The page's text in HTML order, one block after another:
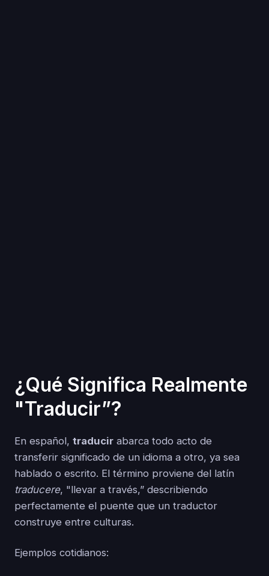
¿Qué Significa Realmente
"Traducir”?
En español, traducir abarca todo acto de
transferir significado de un idioma a otro, ya sea
hablado o escrito. El término proviene del latín
traducere, "llevar a través,” describiendo
perfectamente el puente que un traductor
construye entre culturas.
Ejemplos cotidianos: